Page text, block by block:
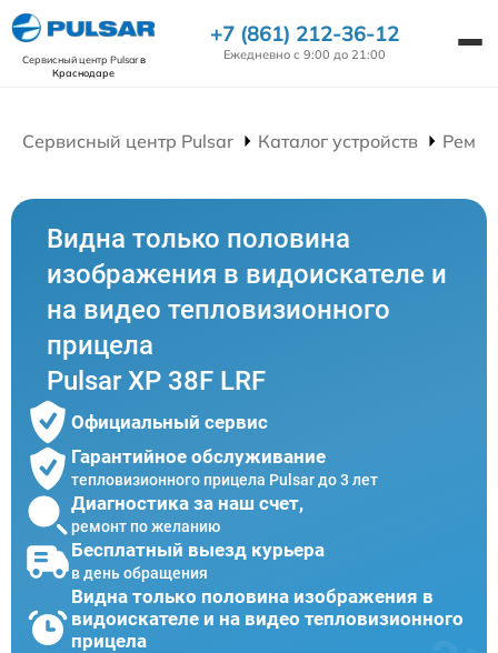
Сервисный центр Pulsarв
Краснодаре
+7 (861) 212-36-12
Ежедневно с 9:00 до 21:00
Сервисный центр Pulsar Каталог устройств
Видна только половина
изображения в видоискателе и
на видео тепловизионного
прицела
Pulsar XP 38F LRF
Официальный сервис
Гарантийное обслуживание
тепловизионного прицела Pulsar до 3 лет
Диагностика за наш счет,
ремонт по желанию
Бесплатный выезд курьера
в день обращения
Видна только половина изображения в
видоискателе и на видео тепловизионного
прицела